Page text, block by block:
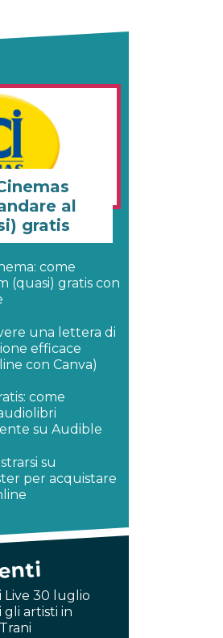
al
gratis
come
(quasi) gratis con
una lettera di
efficace
con Canva)
come
su Audible
su
per acquistare
Live 30 luglio
artisti in